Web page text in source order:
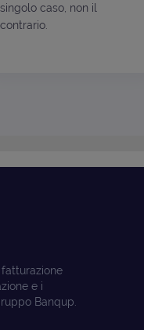
singolo caso, non il
contrario.
e i
Banqup.